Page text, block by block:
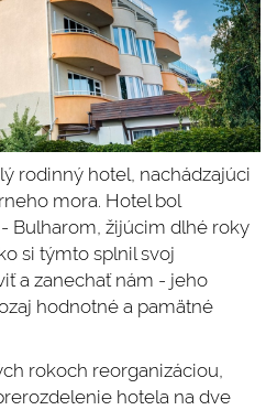
rodinný hotel, nachádzajúci
mora. Hotel bol
Bulharom, žijúcim dlhé roky
si týmto splnil svoj
a zanechať nám - jeho
hodnotné a pamätné
rokoch reorganizáciou,
hotela na dve